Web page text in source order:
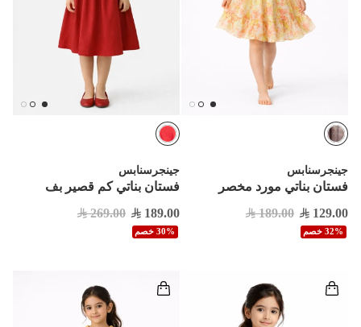
جينجرسنابس
فستان بناتي مورد مخصر
129.00
189.00
32% خصم
جينجرسنابس
فستان بناتي كم قصير بف
189.00
269.00
30% خصم